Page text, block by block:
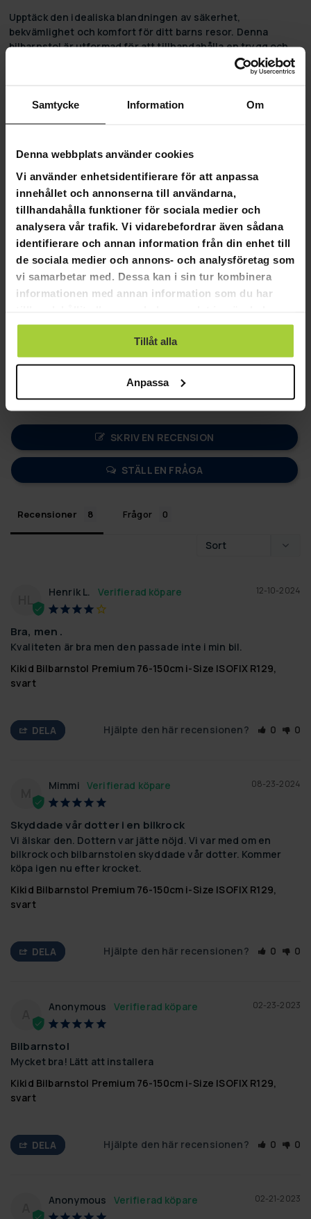
Samtycke Information Om
Denna webbplats använder cookies
Vi använder enhetsidentifierare för att anpassa
innehållet och annonserna till användarna,
tillhandahålla funktioner för sociala medier och
analysera vår trafik. Vi vidarebefordrar även sådana
identifierare och annan information från din enhet till
de sociala medier och annons- och analysföretag som
vi samarbetar med. Dessa kan i sin tur kombinera
informationen med annan information som du har
använt deras tjänster.
Tillåt alla
Anpassa
Upptäck den idealiska blandningen av säkerhet,
bekvämlighet och komfort för ditt barns resor. Denna
bilbarnstol är utformad för att tillhandahålla en trygg och
trevlig resa, vilket säkerställer både din sinnesro och ditt
Kikid - Om varumärket:
Hos Kikid är vårt åtagande att säkerställa största möjliga
resultatet av omfattande forskning och innovation,
säkerhetsstandarderna. Kikid är inte bara ett varumärke;
det är ett löfte om att tillhandahålla pålitliga och trovärdiga
lösningar för föräldrar som kräver det bästa för sina barn.
4,8 Baserat på 8 recensioner
0
0
SKRIV EN RECENSION
STÄLL EN FRÅGA
Recensioner Frågor
HL
12-10-2024
Henrik L.
Bra, men .
Kvaliteten är bra men den passade inte i min bil.
Kikid Bilbarnstol Premium 76-150cm i-Size ISOFIX R129,
svart
DELA Hjälpte den här recensionen? 0 0
08-23-2024
Mimmi
Skyddade vår dotter i en bilkrock
Vi älskar den. Dottern var jätte nöjd. Vi var med om en
bilkrock och bilbarnstolen skyddade vår dotter. Kommer
köpa igen nu efter krocket.
Kikid Bilbarnstol Premium 76-150cm i-Size ISOFIX R129,
svart
DELA Hjälpte den här recensionen? 0 0
02-23-2023
Anonymous
Bilbarnstol
Mycket bra! Lätt att installera
Kikid Bilbarnstol Premium 76-150cm i-Size ISOFIX R129,
svart
DELA Hjälpte den här recensionen? 0 0
02-21-2023
Anonymous